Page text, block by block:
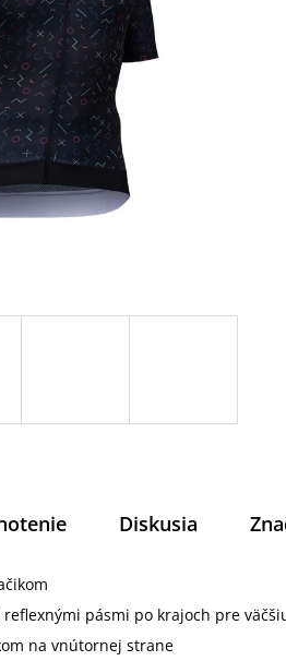
Diskusia
pásmi po krajoch pre
na vnútornej strane